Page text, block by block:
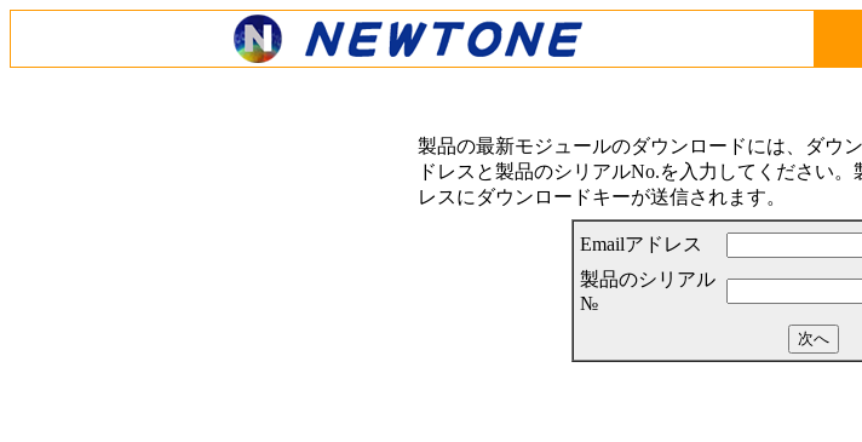
製品の最新モジュールのダウンロードには、ダウ
ドレスと製品のシリアルNo.を入力してください
レスにダウンロードキーが送信されます。
Emailアドレス
製品のシリアル
№